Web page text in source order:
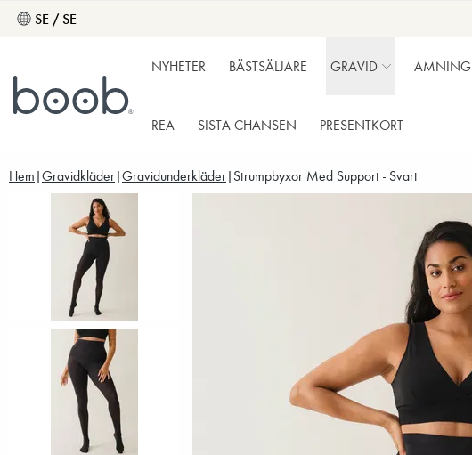
SE / SE
NYHETER BÄSTSÄLJARE GRAVID AMNING
REA SISTA CHANSEN PRESENTKORT
Hem Gravidkläder Gravidunderkläder Strumpbyxor Med Support - Svart